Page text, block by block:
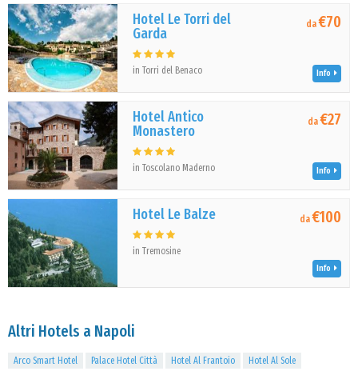
Hotel Le Torri del
Garda
in Torri del Benaco
da€70
Info
Hotel Antico
Monastero
in Toscolano Maderno
da€27
Info
Hotel Le Balze
in Tremosine
da€100
Info
Altri Hotels a Napoli
Arco Smart Hotel Palace Hotel Città Hotel Al Frantoio Hotel Al Sole